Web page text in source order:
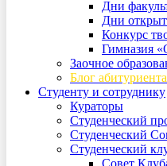
Дни
Дни
Конкурс
Гимназия
Заочное
Блог абитуриента
Студенту и сотруднику
Кураторы
Студенческий
Студенческий
Студенческий
Совет